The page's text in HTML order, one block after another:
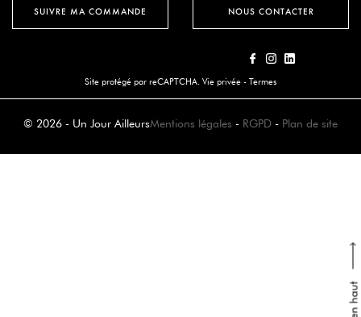
SUIVRE MA COMMANDE NOUS CONTACTER
Site protégé par reCAPTCHA. Vie privée - Termes
© 2026 - Un Jour AilleursMentions légales - RGPD - Plan de site